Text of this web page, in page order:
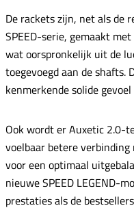
De rackets zijn, net als de
SPEED-serie, gemaakt
wat oorspronkelijk uit de
toegevoegd aan de
kenmerkende solide
Ook wordt er Auxetic 2.0-
voelbaar betere
voor een optimaal
nieuwe SPEED LEGEND-
prestaties als de